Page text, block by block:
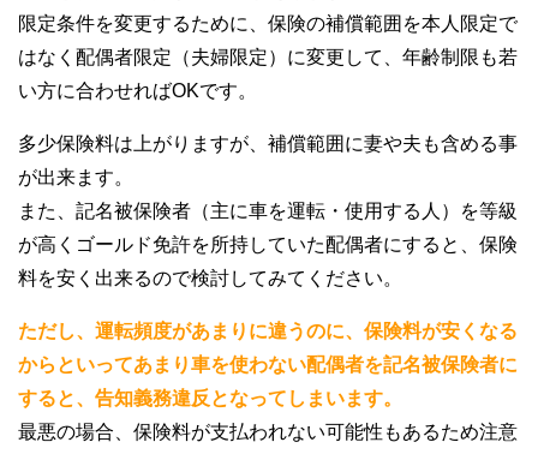
限定条件を変更するために、保険の補償範囲を本人限定で
はなく配偶者限定（夫婦限定）に変更して、年齢制限も若
い方に合わせればOKです。
多少保険料は上がりますが、補償範囲に妻や夫も含める事
が出来ます。
また、記名被保険者（主に車を運転・使用する人）を等級
が高くゴールド免許を所持していた配偶者にすると、保険
料を安く出来るので検討してみてください。
ただし、運転頻度があまりに違うのに、保険料が安くなる
からといってあまり車を使わない配偶者を記名被保険者に
すると、告知義務違反となってしまいます。
最悪の場合、保険料が支払われない可能性もあるため注意